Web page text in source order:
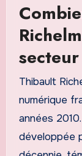
Thibault
numérique
années
développée